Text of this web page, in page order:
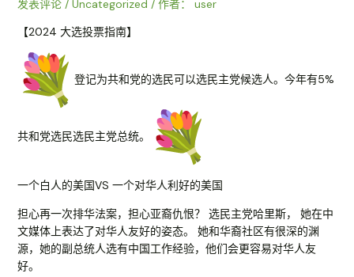
发表评论 / Uncategorized / 作者：
user
【2024 大选投票指南】
登记为共和党的选民可以选民主党候选人。今年有5%
共和党选民选民主党总统。
一个白人的美国VS 一个对华人利好的美国
担心再一次排华法案，担心亚裔仇恨？ 选民主党哈里斯， 她在中
文媒体上表达了对华人友好的姿态。 她和华裔社区有很深的渊
源，她的副总统人选有中国工作经验， 他们会更容易对华人友
好。